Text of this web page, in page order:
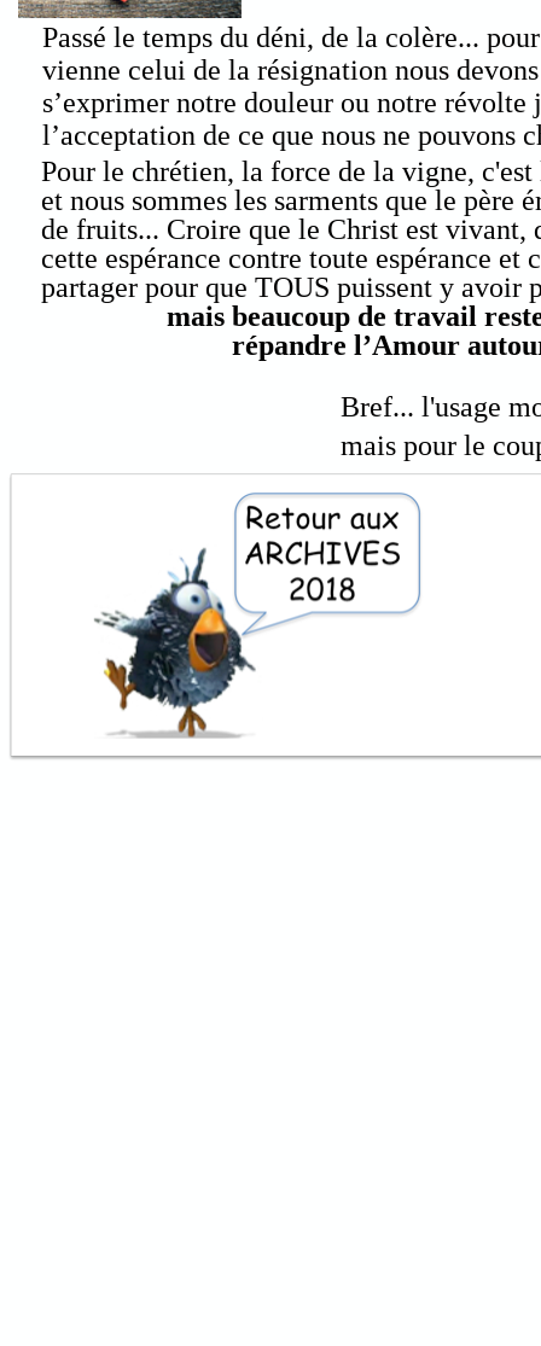
Passé le temps du déni, de la colère...
vienne celui de la résignation nous
s’exprimer notre douleur ou notre révolte
l’acceptation de ce que nous ne pouvons
Pour le chrétien, la force de la vigne,
et nous sommes les sarments que le père
de fruits... Croire que le Christ est vivant,
cette espérance contre toute espérance
partager pour que TOUS puissent y avoir
mais beaucoup de travail
répandre l’Amour
Bref... l'usage
mais pour le